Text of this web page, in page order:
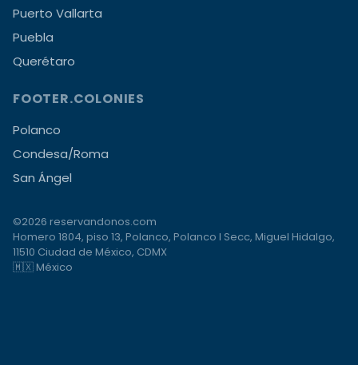
Puerto Vallarta
Puebla
Querétaro
FOOTER.COLONIES
Polanco
Condesa/Roma
San Ángel
©2026 reservandonos.com
Homero 1804, piso 13, Polanco, Polanco I Secc, Miguel Hidalgo,
11510 Ciudad de México, CDMX
🇲🇽 México